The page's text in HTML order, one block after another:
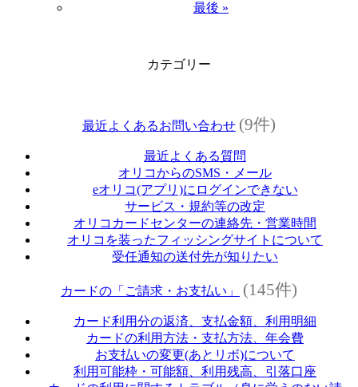
最後 »
カテゴリー
最近よくあるお問い合わせ (9件)
最近よくある質問
オリコからのSMS・メール
eオリコ(アプリ)にログインできない
サービス・規約等の改定
オリコカードセンターの連絡先・営業時間
オリコを装ったフィッシングサイトについて
受任通知の送付先が知りたい
カードの「ご請求・お支払い」 (145件)
カード利用分の返済、支払金額、利用明細
カードの利用方法・支払方法、年会費
お支払いの変更(あとリボ)について
利用可能枠・可能額、利用残高、引落口座